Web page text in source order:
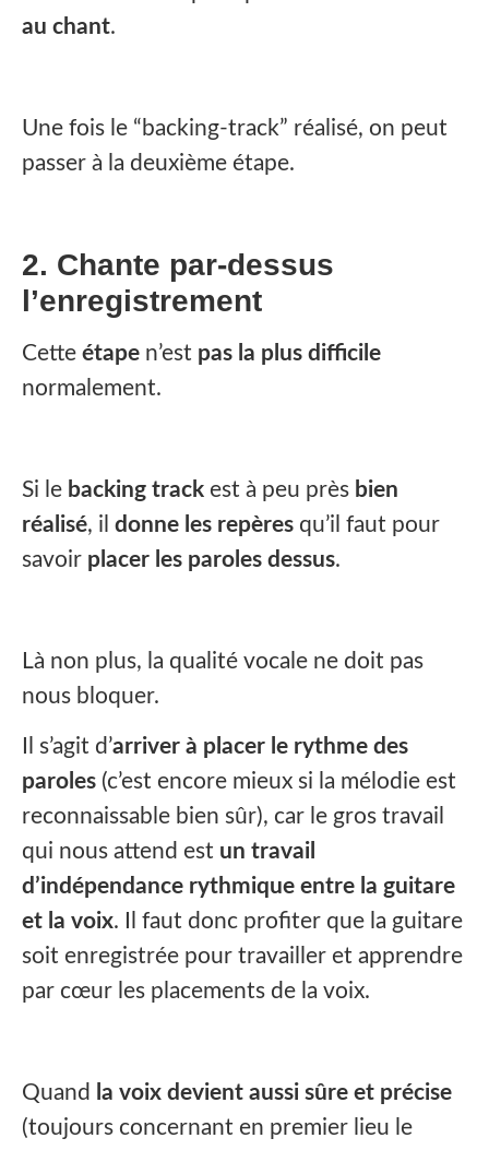
au chant.
Une fois le “backing-track” réalisé, on peut
passer à la deuxième étape.
2. Chante par-dessus
l’enregistrement
Cette étape n’est pas la plus difficile
normalement.
Si le backing track est à peu près bien
réalisé, il donne les repères qu’il faut pour
savoir placer les paroles dessus.
Là non plus, la qualité vocale ne doit pas
nous bloquer.
Il s’agit d’arriver à placer le rythme des
paroles (c’est encore mieux si la mélodie est
reconnaissable bien sûr), car le gros travail
qui nous attend est un travail
d’indépendance rythmique entre la guitare
et la voix. Il faut donc profiter que la guitare
soit enregistrée pour travailler et apprendre
par cœur les placements de la voix.
Quand
la voix devient aussi sûre et précise
(toujours concernant en premier lieu le